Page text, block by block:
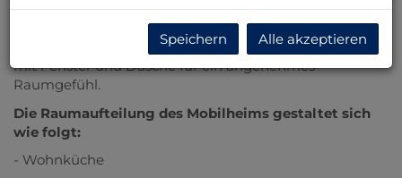
und lädt dazu ein, kulinarische Köstlichkeiten zu
zaubern und gesellige Abende zu verbringen. Das
Badezimmer ist funktional und freundlich gestaltet –
mit Fenster und Dusche für ein angenehmes
Raumgefühl.
Die Raumaufteilung des Mobilheims gestaltet sich
wie folgt:
- Wohnküche
Speichern Alle akzeptieren